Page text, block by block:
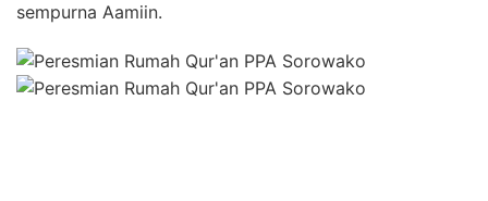
sempurna Aamiin.